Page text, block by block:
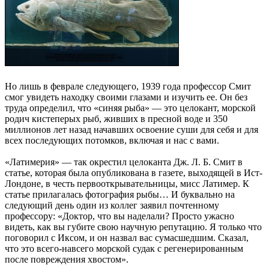
Но лишь в феврале следующего, 1939 года профессор Смит
смог увидеть находку своими глазами и изучить ее. Он без
труда определил, что «синяя рыба» — это целокант, морской
родич кистеперых рыб, живших в пресной воде и 350
миллионов лет назад начавших освоение суши для себя и для
всех последующих потомков, включая и нас с вами.
«Латимерия» — так окрестил целоканта Дж. Л. Б. Смит в
статье, которая была опубликована в газете, выходящей в Ист-
Лондоне, в честь первооткрывательницы, мисс Латимер. К
статье прилагалась фотография рыбы… И буквально на
следующий день один из коллег заявил почтенному
профессору: «Доктор, что вы наделали? Просто ужасно
видеть, как вы губите свою научную репутацию. Я только что
поговорил с Иксом, и он назвал вас сумасшедшим. Сказал,
что это всего-навсего морской судак с регенерированным
после повреждения хвостом».